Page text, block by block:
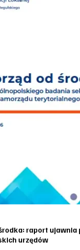
raport ujawnia
urzędów